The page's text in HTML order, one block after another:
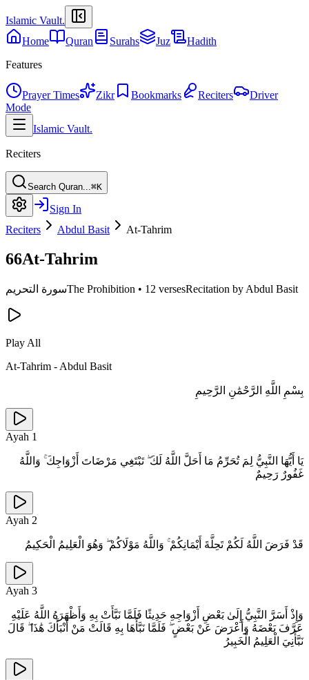
Islamic Vault.
Home
Quran Surahs Juz
Hadith
Features
Prayer Times Zikr Bookmarks Reciters
Driver
Mode
Islamic Vault.
Reciters
Search Quran...⌘K
Sign In
Reciters
Abdul Basit At-Tahrim
66At-Tahrim
سورة التحريمThe Prohibition • 12 versesRecitation by Abdul Basit
Play All
At-Tahrim - Abdul Basit
بِسْمِ اللَّهِ الرَّحْمَٰنِ الرَّحِيمِ
Ayah 1
يَا أَيُّهَا النَّبِيُّ لِمَ تُحَرِّمُ مَا أَحَلَّ اللَّهُ لَكَ ۖ تَبْتَغِي مَرْضَاتَ أَزْوَاجِكَ ۚ وَاللَّهُ
غَفُورٌ رَحِيمٌ
Ayah 2
قَدْ فَرَضَ اللَّهُ لَكُمْ تَحِلَّةَ أَيْمَانِكُمْ ۚ وَاللَّهُ مَوْلَاكُمْ ۖ وَهُوَ الْعَلِيمُ الْحَكِيمُ
Ayah 3
وَإِذْ أَسَرَّ النَّبِيُّ إِلَىٰ بَعْضِ أَزْوَاجِهِ حَدِيثًا فَلَمَّا نَبَّأَتْ بِهِ وَأَظْهَرَهُ اللَّهُ عَلَيْهِ
عَرَّفَ بَعْضَهُ وَأَعْرَضَ عَنْ بَعْضٍ ۖ فَلَمَّا نَبَّأَهَا بِهِ قَالَتْ مَنْ أَنْبَأَكَ هَٰذَا ۖ قَالَ
نَبَّأَنِيَ الْعَلِيمُ الْخَبِيرُ